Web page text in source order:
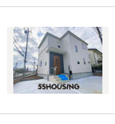
マ
イ
ペ
ー
ジ
に